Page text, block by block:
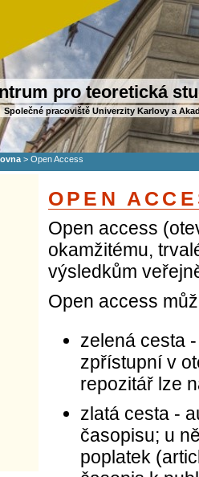
pro teoretická
Společné pracoviště Univerzity Karlovy a
> Open Access
OPEN
Open access
okamžitému,
výsledkům
Open access
zelená cesta
zpřístupní v
repozitář lze
zlatá cesta -
časopisu; u
poplatek